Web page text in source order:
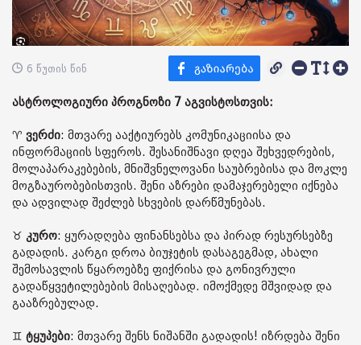
6 წუთის წინ
ასტროლოგიური პროგნოზი 7 აგვისტოსთვის:
♈️ ვერძი: მთვარე ააქტიურებს კომუნიკაციისა და
ინფორმაციის სფეროს. შესანიშნავი დღეა შეხვედრების,
მოლაპარაკებების, მნიშვნელოვანი საუბრებისა და მოკლე
მოგზაურობებისთვის. შენი აზრები დამაჯერებელი იქნება
და ადვილად შეძლებ სხვების დარწმუნებას.
♉️ კურო: ყურადღება ფინანსებსა და პირად რესურსებზე
გადადის. კარგი დროა ბიუჯეტის დასაგეგმად, ახალი
შემოსავლის წყაროებზე ფიქრისა და გონივრული
გადაწყვეტილებების მისაღებად. იმოქმედე მშვიდად და
გააზრებულად.
♊️ ტყუპები: მთვარე შენს ნიშანში გადადის! იზრდება შენი